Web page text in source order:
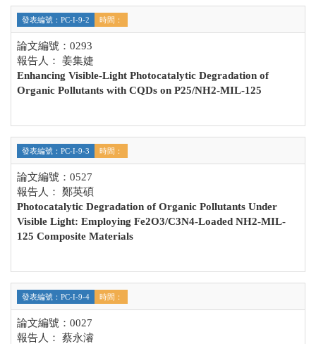
發表編號：PC-I-9-2 時間：
論文編號：0293
報告人： 姜集婕
Enhancing Visible-Light Photocatalytic Degradation of
Organic Pollutants with CQDs on P25/NH2-MIL-125
發表編號：PC-I-9-3 時間：
論文編號：0527
報告人： 鄭英碩
Photocatalytic Degradation of Organic Pollutants Under
Visible Light: Employing Fe2O3/C3N4-Loaded NH2-MIL-
125 Composite Materials
發表編號：PC-I-9-4 時間：
論文編號：0027
報告人： 蔡永濬